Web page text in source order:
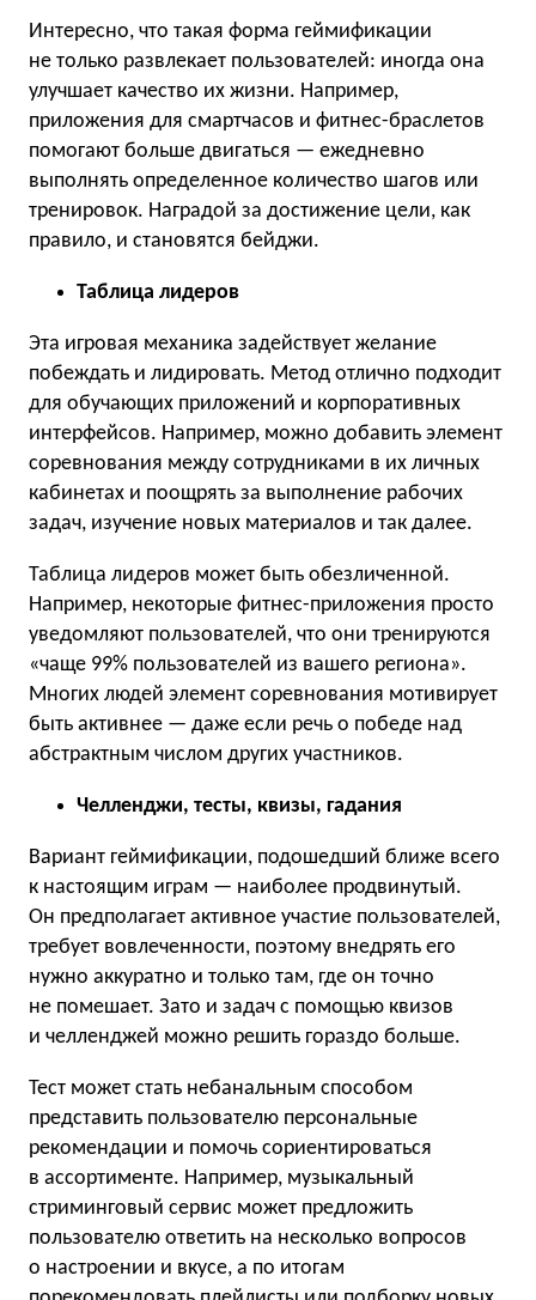
Интересно, что такая форма геймификации
не только развлекает пользователей: иногда она
улучшает качество их жизни. Например,
приложения для смартчасов и фитнес-браслетов
помогают больше двигаться — ежедневно
выполнять определенное количество шагов или
тренировок. Наградой за достижение цели, как
правило, и становятся бейджи.
Таблица лидеров
Эта игровая механика задействует желание
побеждать и лидировать. Метод отлично подходит
для обучающих приложений и корпоративных
интерфейсов. Например, можно добавить элемент
соревнования между сотрудниками в их личных
кабинетах и поощрять за выполнение рабочих
задач, изучение новых материалов и так далее.
Таблица лидеров может быть обезличенной.
Например, некоторые фитнес-приложения просто
уведомляют пользователей, что они тренируются
«чаще 99% пользователей из вашего региона».
Многих людей элемент соревнования мотивирует
быть активнее — даже если речь о победе над
абстрактным числом других участников.
Челленджи, тесты, квизы, гадания
Вариант геймификации, подошедший ближе всего
к настоящим играм — наиболее продвинутый.
Он предполагает активное участие пользователей,
требует вовлеченности, поэтому внедрять его
нужно аккуратно и только там, где он точно
не помешает. Зато и задач с помощью квизов
и челленджей можно решить гораздо больше.
Тест может стать небанальным способом
представить пользователю персональные
рекомендации и помочь сориентироваться
в ассортименте. Например, музыкальный
стриминговый сервис может предложить
пользователю ответить на несколько вопросов
о настроении и вкусе, а по итогам